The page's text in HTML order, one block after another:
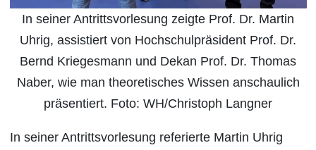
In seiner Antrittsvorlesung zeigte Prof. Dr. Martin
Uhrig, assistiert von Hochschulpräsident Prof. Dr.
Bernd Kriegesmann und Dekan Prof. Dr. Thomas
Naber, wie man theoretisches Wissen anschaulich
präsentiert. Foto: WH/Christoph Langner
In seiner Antrittsvorlesung referierte Martin Uhrig